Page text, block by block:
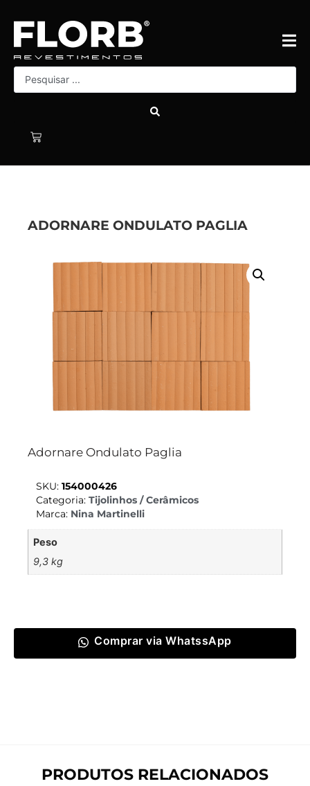
ADORNARE ONDULATO PAGLIA
Adornare Ondulato Paglia
SKU: 154000426
Categoria: Tijolinhos / Cerâmicos
Marca: Nina Martinelli
Peso
9,3 kg
Comprar via WhatssApp
PRODUTOS RELACIONADOS